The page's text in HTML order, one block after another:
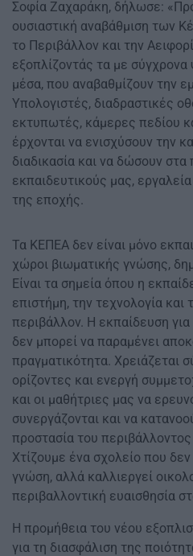
Σοφία Ζαχαράκη, δήλωσε:
ουσιαστική αναβάθμιση των
το Περιβάλλον και την
εξοπλίζοντάς τα με σύγχρονα
μέσα, που αναβαθμίζουν την
Υπολογιστές, διαδραστικές
εκτυπωτές, κάμερες πεδίου
έρχονται να ενισχύσουν την
διαδικασία και να δώσουν στα
εκπαιδευτικούς μας,
της εποχής.
Τα ΚΕΠΕΑ δεν είναι μόνο
χώροι βιωματικής γνώσης,
Είναι τα σημεία όπου η
επιστήμη, την τεχνολογία και
περιβάλλον. Η εκπαίδευση
δεν μπορεί να παραμένει
πραγματικότητα. Χρειάζεται
ορίζοντες και ενεργή
και οι μαθήτριες μας να
συνεργάζονται και να
προστασία του
Χτίζουμε ένα σχολείο που
γνώση, αλλά καλλιεργεί
περιβαλλοντική ευαισθησία
Η προμήθεια του νέου
για τη διασφάλιση της